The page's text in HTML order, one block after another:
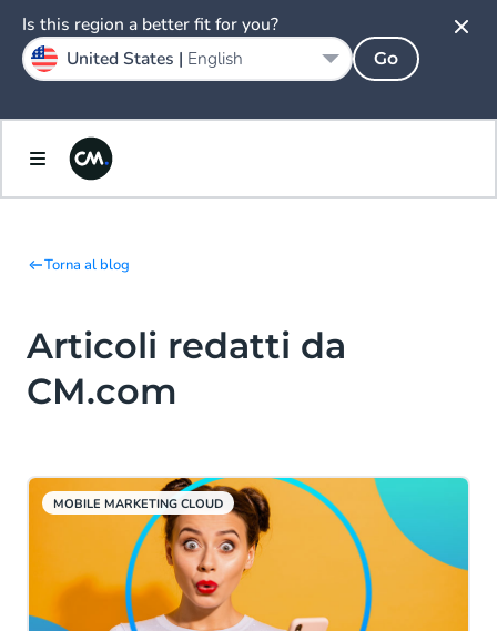
Torna al blog
Articoli redatti da
CM.com
MOBILE MARKETING CLOUD
Is this region a better fit for you?
United States | English Go